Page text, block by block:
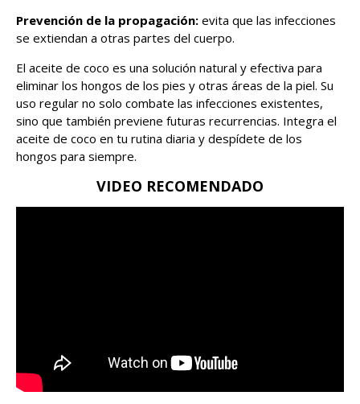
Prevención de la propagación: evita que las infecciones
se extiendan a otras partes del cuerpo.
El aceite de coco es una solución natural y efectiva para
eliminar los hongos de los pies y otras áreas de la piel. Su
uso regular no solo combate las infecciones existentes,
sino que también previene futuras recurrencias. Integra el
aceite de coco en tu rutina diaria y despídete de los
hongos para siempre.
VIDEO RECOMENDADO